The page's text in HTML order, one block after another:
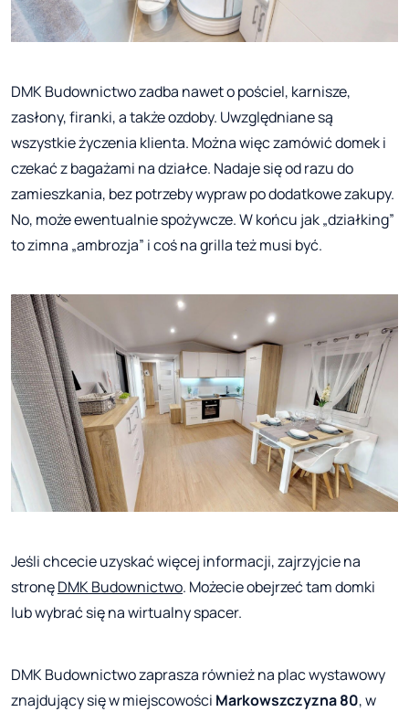
DMK Budownictwo zadba nawet o pościel, karnisze,
zasłony, firanki, a także ozdoby. Uwzględniane są
wszystkie życzenia klienta. Można więc zamówić domek i
czekać z bagażami na działce. Nadaje się od razu do
zamieszkania, bez potrzeby wypraw po dodatkowe zakupy.
No, może ewentualnie spożywcze. W końcu jak „działking”
to zimna „ambrozja” i coś na grilla też musi być.
Jeśli chcecie uzyskać więcej informacji, zajrzyjcie na
stronęDMK Budownictwo. Możecie obejrzeć tam domki
lub wybrać się na wirtualny spacer.
DMK Budownictwo zaprasza również na plac wystawowy
znajdujący się w miejscowości Markowszczyzna 80, w